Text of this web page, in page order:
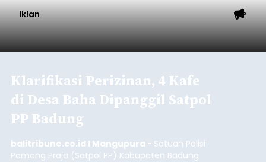
Iklan
Klarifikasi Perizinan, 4 Kafe
di Desa Baha Dipanggil Satpol
PP Badung
balitribune.co.id I Mangupura - Satuan Polisi
Pamong Praja (Satpol PP) Kabupaten Badung